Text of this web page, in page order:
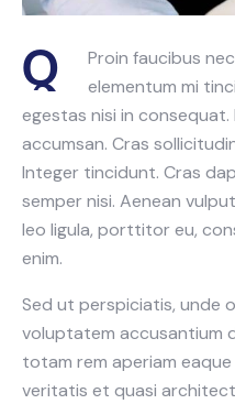
Q
Proin faucibus
elementum mi
egestas nisi in consequat.
accumsan. Cras
Integer tincidunt. Cras
semper nisi. Aenean
leo ligula, porttitor eu,
enim.
Sed ut perspiciatis, unde
voluptatem accusantium
totam rem aperiam
veritatis et quasi